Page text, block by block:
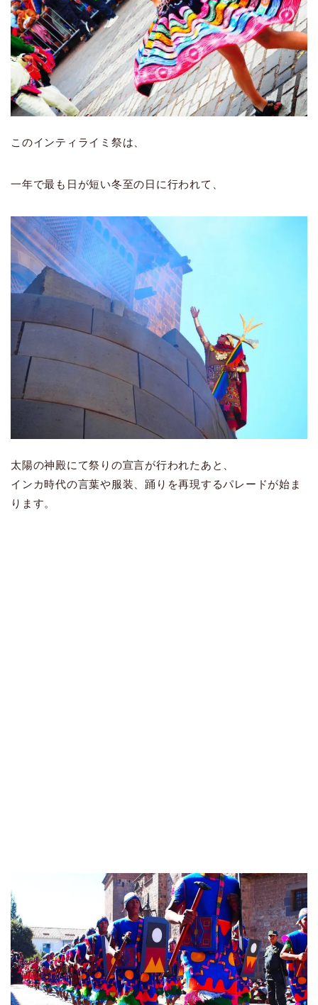
このインティライミ祭は、
一年で最も日が短い冬至の日に行われて、
太陽の神殿にて祭りの宣言が行われたあと、
インカ時代の言葉や服装、踊りを再現するパレードが始ま
ります。